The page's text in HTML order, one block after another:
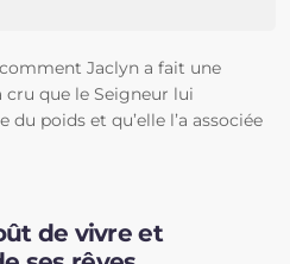
Jaclyn a fait une
cru que le Seigneur lui
poids et qu’elle l’a associée
de vivre et